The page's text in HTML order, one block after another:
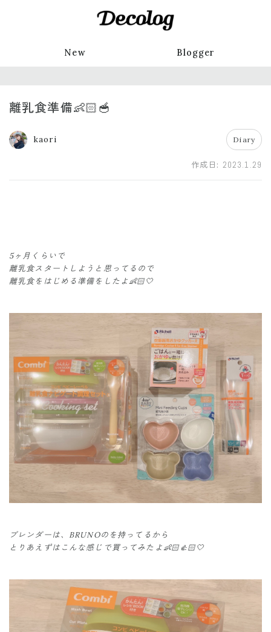
New Blogger
離乳食準備👶🏻🥣
kaori Diary
作成日: 2023.1.29
5ヶ月くらいで
離乳食スタートしようと思ってるので
離乳食をはじめる準備をしたよ👶🏻🤍
ブレンダーは、BRUNOのを持ってるから
とりあえずはこんな感じで買ってみたよ👶🏻👍🏻🤍